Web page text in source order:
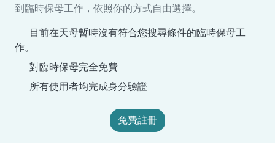
到臨時保母工作，依照你的方式自由選擇。
目前在天母暫時沒有符合您搜尋條件的臨時保母工
作。
對臨時保母完全免費
所有使用者均完成身分驗證
免費註冊